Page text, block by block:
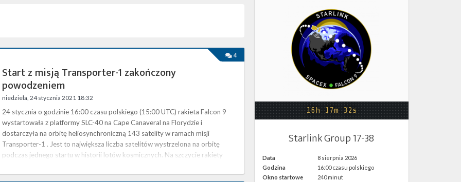
4
Start z misją Transporter-1 zakończony
powodzeniem
niedziela, 24 stycznia 2021 18:32
24 stycznia o godzinie 16:00 czasu polskiego (15:00 UTC) rakieta Falcon 9
wystartowała z platformy SLC-40 na Cape Canaveral na Florydzie i
dostarczyła na orbitę heliosynchroniczną 143 satelity w ramach misji
Transporter-1 . Jest to największa liczba satelitów wystrzelona na orbitę
podczas jednego startu w historii lotów kosmicznych. Na szczycie rakiety
wyniesienie zakontraktowano w ramach programu SpaceX …
16h 17m 32s
Starlink Group 17-38
Data
8 sierpnia 2026
Godzina
16:00 czasu polskiego
Okno startowe
240 minut